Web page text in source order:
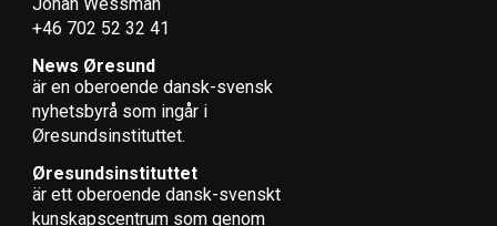
+46 702 52 32 41
News Øresund
är en oberoende dansk-svensk
nyhets­byrå som ingår i
Øresundsinstituttet.
Øresundsinstituttet
är ett oberoende dansk-svenskt
kunskapscentrum som genom